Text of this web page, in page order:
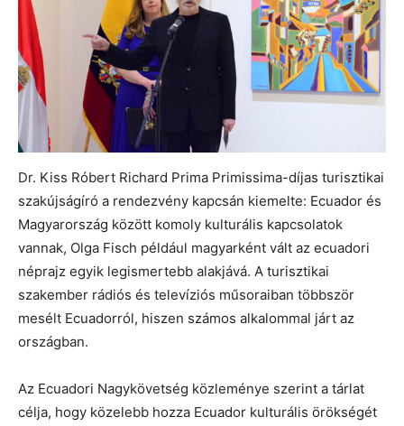
Dr. Kiss Róbert Richard Prima Primissima-díjas turisztikai
szakújságíró a rendezvény kapcsán kiemelte: Ecuador és
Magyarország között komoly kulturális kapcsolatok
vannak, Olga Fisch például magyarként vált az ecuadori
néprajz egyik legismertebb alakjává. A turisztikai
szakember rádiós és televíziós műsoraiban többször
mesélt Ecuadorról, hiszen számos alkalommal járt az
országban.
Az Ecuadori Nagykövetség közleménye szerint a tárlat
célja, hogy közelebb hozza Ecuador kulturális örökségét